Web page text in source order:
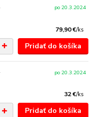
79,90 €/ks
po 20.3.2024
Pridať do košíka
32 €/ks
po 20.3.2024
Pridať do košíka